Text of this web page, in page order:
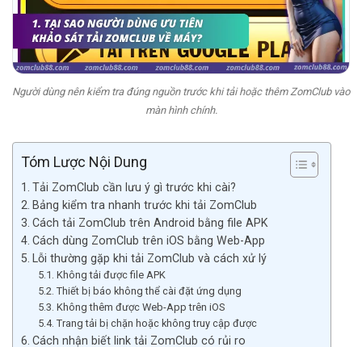
Người dùng nên kiểm tra đúng nguồn trước khi tải hoặc thêm ZomClub vào
màn hình chính.
Tóm Lược Nội Dung
Tải ZomClub cần lưu ý gì trước khi cài?
Bảng kiểm tra nhanh trước khi tải ZomClub
Cách tải ZomClub trên Android bằng file APK
Cách dùng ZomClub trên iOS bằng Web-App
Lỗi thường gặp khi tải ZomClub và cách xử lý
Không tải được file APK
Thiết bị báo không thể cài đặt ứng dụng
Không thêm được Web-App trên iOS
Trang tải bị chặn hoặc không truy cập được
Cách nhận biết link tải ZomClub có rủi ro